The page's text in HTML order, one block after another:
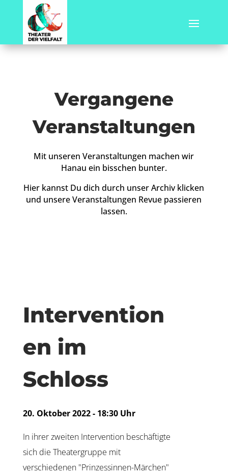
Vergangene
Veranstaltungen
Mit unseren Veranstaltungen machen wir
Hanau ein bisschen bunter.
Hier kannst Du dich durch unser Archiv klicken
und unsere Veranstaltungen Revue passieren
lassen.
Intervention
en im
Schloss
20. Oktober 2022 - 18:30 Uhr
In ihrer zweiten Intervention beschäftigte
sich die Theatergruppe mit
verschiedenen "Prinzessinnen-Märchen"